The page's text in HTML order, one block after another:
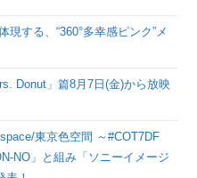
現する、“360°多幸感ピンク”メ
Donut」篇8月7日(金)から放映
東京色空間 ～#COT7DF
NO」と組み「ソニーイメージ